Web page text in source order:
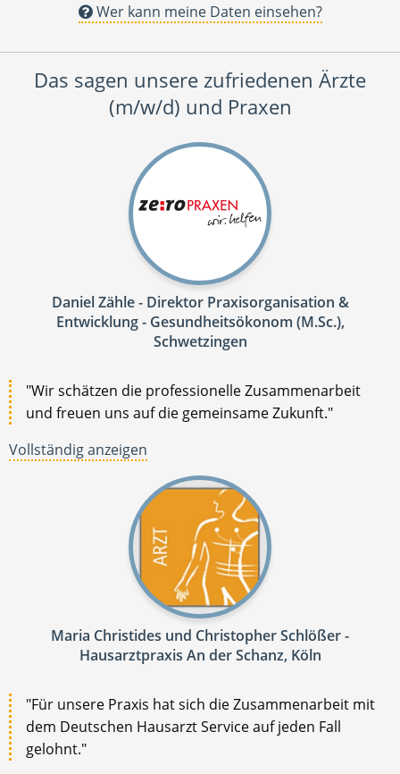
Wer kann meine Daten einsehen?
Das sagen unsere zufriedenen Ärzte
(m/w/d) und Praxen
Daniel Zähle - Direktor Praxisorganisation &
Entwicklung - Gesundheitsökonom (M.Sc.),
Schwetzingen
"Wir schätzen die professionelle Zusammenarbeit
und freuen uns auf die gemeinsame Zukunft."
Vollständig anzeigen
Maria Christides und Christopher Schlößer -
Hausarztpraxis An der Schanz, Köln
"Für unsere Praxis hat sich die Zusammenarbeit mit
dem Deutschen Hausarzt Service auf jeden Fall
gelohnt."